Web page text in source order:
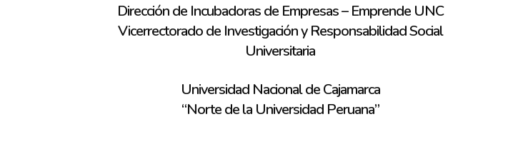
Dirección de Incubadoras de Empresas – Emprende UNC
Vicerrectorado de Investigación y Responsabilidad Social
Universitaria
Universidad Nacional de Cajamarca
“Norte de la Universidad Peruana”